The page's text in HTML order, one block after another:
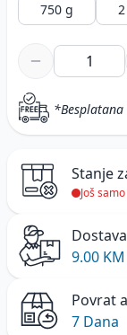
750 g
Stanje
Još
9.00 KM
Povrat
7 Dana